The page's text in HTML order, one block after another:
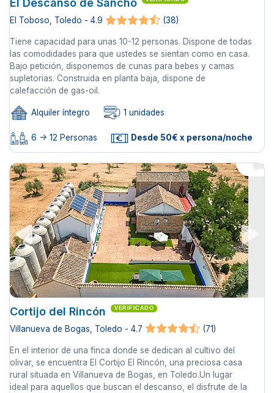
El Descanso de Sancho
El Toboso, Toledo - 4.9 (38)
Tiene capacidad para unas 10-12 personas. Dispone de todas
las comodidades para que ustedes se sientan como en casa.
Bajo petición, disponemos de cunas para bebes y camas
supletorias. Construida en planta baja, dispone de
calefacción de gas-oil.
Alquiler íntegro 1 unidades
6 -> 12 Personas Desde 50€ x persona/noche
Cortijo del Rincón VERIFICADO
Villanueva de Bogas, Toledo - 4.7 (71)
En el interior de una finca donde se dedican al cultivo del
olivar, se encuentra El Cortijo El Rincón, una preciosa casa
rural situada en Villanueva de Bogas, en Toledo.Un lugar
ideal para aquellos que buscan el descanso, el disfrute de la